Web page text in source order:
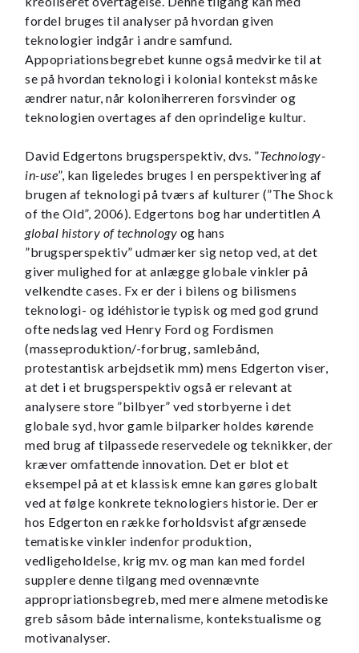
fordel bruges til analyser på hvordan given
teknologier indgår i andre samfund.
Appopriationsbegrebet kunne også medvirke til at
se på hvordan teknologi i kolonial kontekst måske
ændrer natur, når koloniherreren forsvinder og
teknologien overtages af den oprindelige kultur.
David Edgertons brugsperspektiv, dvs. ”Technology-
in-use”, kan ligeledes bruges I en perspektivering af
brugen af teknologi på tværs af kulturer (”The Shock
of the Old”, 2006). Edgertons bog har undertitlen A
global history of technology og hans
”brugsperspektiv” udmærker sig netop ved, at det
giver mulighed for at anlægge globale vinkler på
velkendte cases. Fx er der i bilens og bilismens
teknologi- og idéhistorie typisk og med god grund
ofte nedslag ved Henry Ford og Fordismen
(masseproduktion/-forbrug, samlebånd,
protestantisk arbejdsetik mm) mens Edgerton viser,
at det i et brugsperspektiv også er relevant at
analysere store ”bilbyer” ved storbyerne i det
globale syd, hvor gamle bilparker holdes kørende
med brug af tilpassede reservedele og teknikker, der
kræver omfattende innovation. Det er blot et
eksempel på at et klassisk emne kan gøres globalt
ved at følge konkrete teknologiers historie. Der er
hos Edgerton en række forholdsvist afgrænsede
tematiske vinkler indenfor produktion,
vedligeholdelse, krig mv. og man kan med fordel
supplere denne tilgang med ovennævnte
appropriationsbegreb, med mere almene metodiske
greb såsom både internalisme, kontekstualisme og
motivanalyser.